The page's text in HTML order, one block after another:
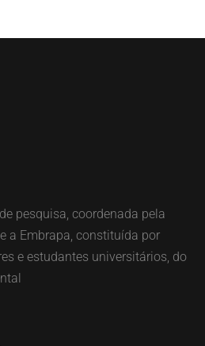
pesquisa, coordenada pela
a Embrapa, constituída por
e estudantes universitários, do